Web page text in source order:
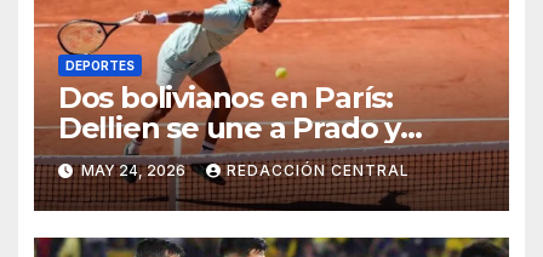
DEPORTES
Dos bolivianos en París:
Dellien se une a Prado y
también clasifica a Roland
Garros 2026
MAY 24, 2026 REDACCIÓN CENTRAL